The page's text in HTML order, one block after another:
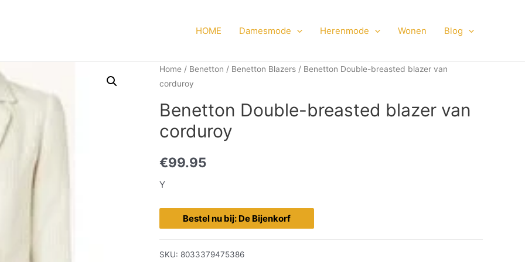
HOME Damesmode Herenmode Wonen Blog
Home / Benetton / Benetton Blazers / Benetton Double-breasted blazer van
corduroy
Benetton Double-breasted blazer van
corduroy
€99.95
Y
Bestel nu bij: De Bijenkorf
SKU: 8033379475386